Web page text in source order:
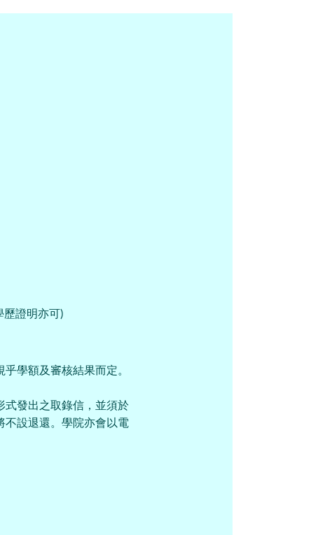
歷證明亦可)
學額及審核結果而定。
式發出之取錄信，並須於
不設退還。學院亦會以電